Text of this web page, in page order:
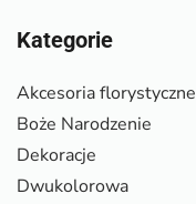
Kategorie
Akcesoria florystyczne
Boże Narodzenie
Dekoracje
Dwukolorowa